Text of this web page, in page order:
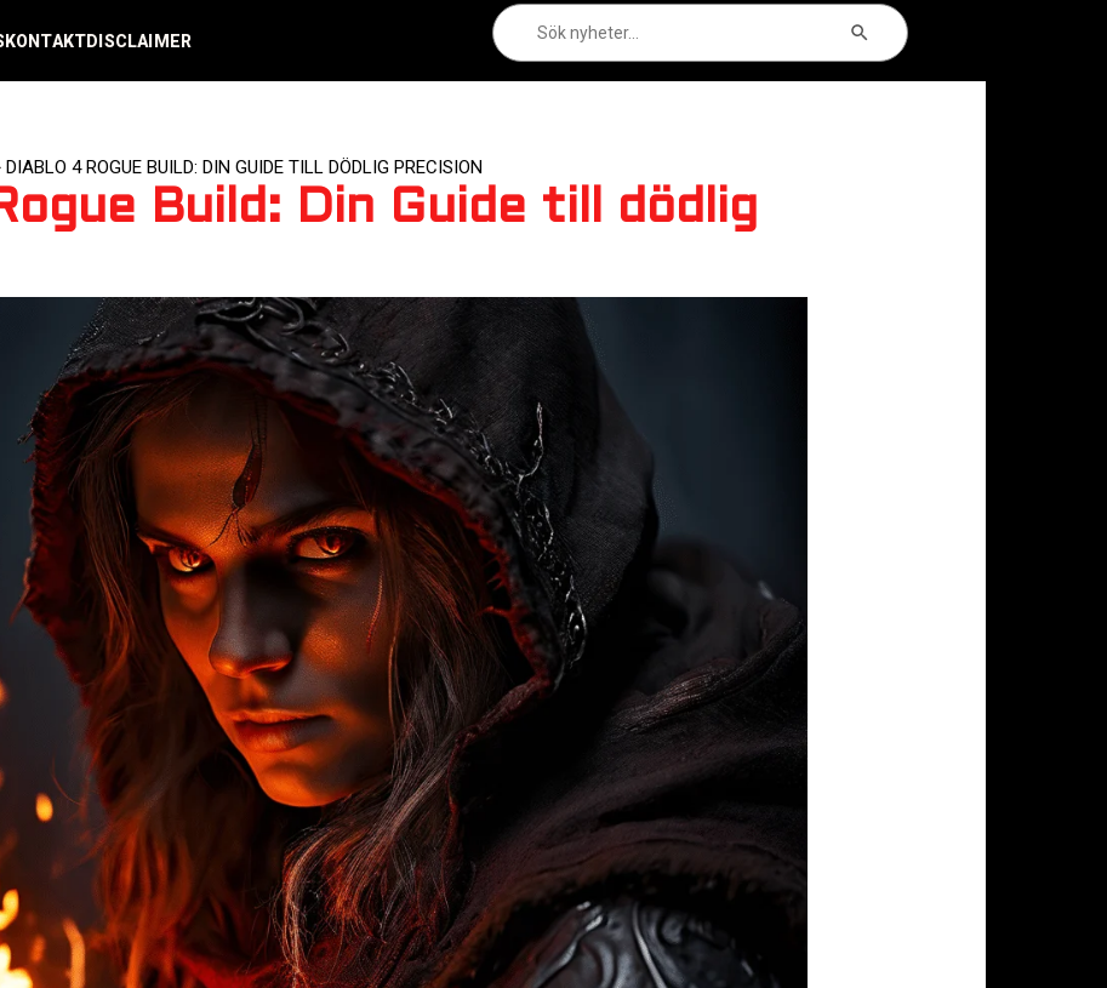
KONTAKTDISCLAIMER
efter:
Sökknapp
DIABLO 4 ROGUE BUILD: DIN GUIDE TILL DÖDLIG PRECISION
Build: Din Guide till dödlig